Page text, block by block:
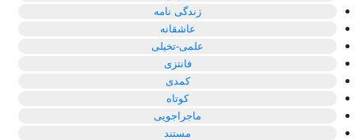
زندگی نامه
عاشقانه
علمی-تخیلی
فانتزی
کمدی
کوتاه
ماجراجویی
مستند